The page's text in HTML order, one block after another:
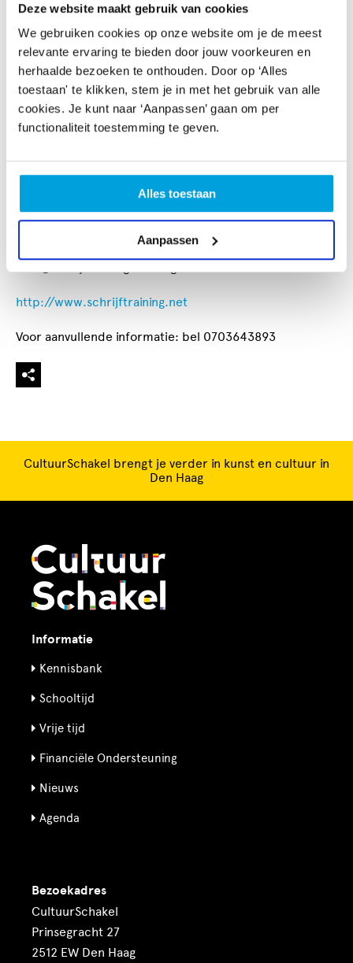
Deze website maakt gebruik van cookies
We gebruiken cookies op onze website om je de meest
relevante ervaring te bieden door jouw voorkeuren en
herhaalde bezoeken te onthouden. Door op ‘Alles
toestaan' te klikken, stem je in met het gebruik van alle
cookies. Je kunt naar ‘Aanpassen’ gaan om per
functionaliteit toestemming te geven.
Alles toestaan
Aanpassen
daarover ga je naar de site:
http://www.schrijftraining.net/p>
De Zomerschrijfweek?
Autobiografisch of fictie?
schrijven2015, 2016 en 2017waren supergezellige en
leerzame weken en helemaal volgeboekt.
In 2019 heb je opnieuw kans mee te doen,
Wil je erbij zijn, geef je dan op via
http://www.schrijftraining.net
Voor aanvullende informatie: bel 0703643893
CultuurSchakel brengt je verder in kunst en cultuur in
Den Haag
Informatie
Kennisbank
Schooltijd
Vrije tijd
Financiële Ondersteuning
Nieuws
Agenda
Bezoekadres
CultuurSchakel
Prinsegracht 27
2512 EW Den Haag